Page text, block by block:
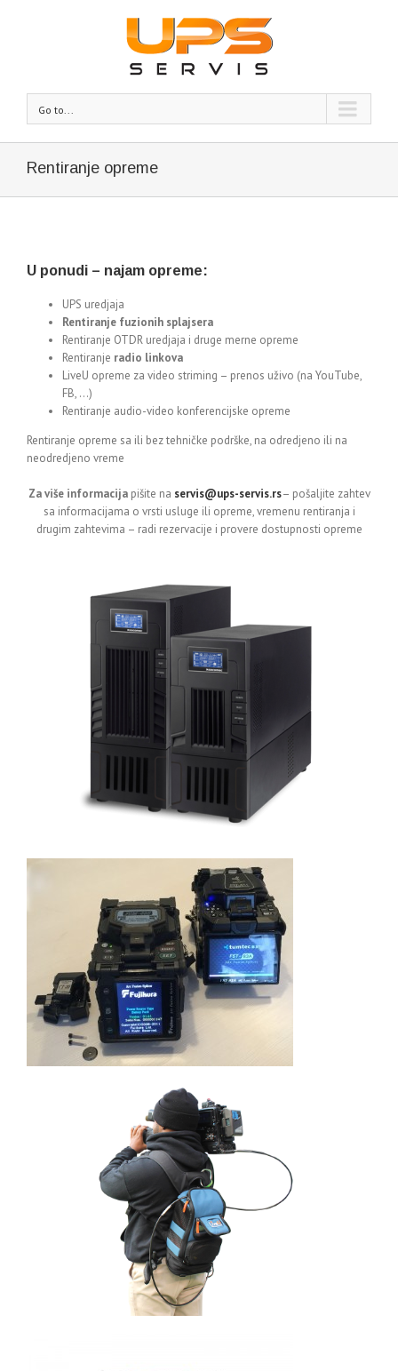
Go to...
Rentiranje opreme
U ponudi – najam opreme:
UPS uredjaja
Rentiranje fuzionih splajsera
Rentiranje OTDR uredjaja i druge merne opreme
Rentiranje radio linkova
LiveU opreme za video striming – prenos uživo (na YouTube,
FB, …)
Rentiranje audio-video konferencijske opreme
Rentiranje opreme sa ili bez tehničke podrške, na odredjeno ili na
neodredjeno vreme
Za više informacija pišite na servis@ups-servis.rs– pošaljite zahtev
sa informacijama o vrsti usluge ili opreme, vremenu rentiranja i
drugim zahtevima – radi rezervacije i provere dostupnosti opreme